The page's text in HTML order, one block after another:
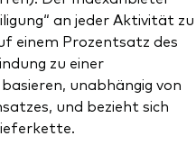
an jeder Aktivität zu
einem Prozentsatz des
zu einer
unabhängig von
und bezieht sich